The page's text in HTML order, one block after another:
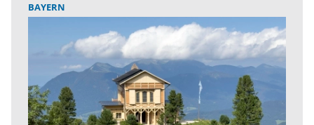
BAYERN